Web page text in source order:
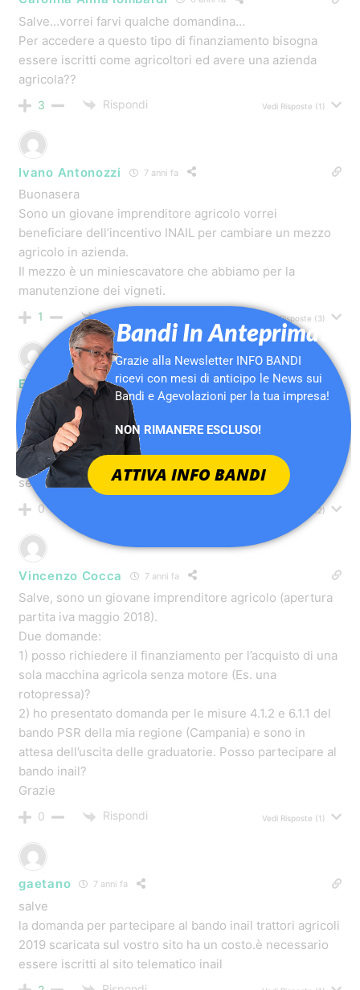
“Tipologia di intervento” (v. Allegato 1, Tabella 2, sezione
3) richieda la sostituzione, i trattori sostituiti devono
essere alienati dall’impresa. Essi possono essere
venduti o permutati qualora siano conformi alle
specifiche disposizioni legislative e regolamentari di
all’Allegato V del D. Lgs 81/2008. In caso contrario
devono essere rottamati. C’è
SALVATORE 11 anni fa
SALVE SIG. FABIO, VORREI SAPERE SE UN’AZIENDA
AGRICOLA CHE HA UN DEPOSITO MEZZI AGRICOLI CON
IL TETTO IN ETERNIT SUL QUALE EFFETTUARE LAVORI
DI BONIFICA HA SEMPRE IL CONTRIBUTO MAX DI EURO
15.000 OPPURE PUO’ ARRIVARE FINO A EURO 130.000.
GRAZIE
0 Rispondi Vedi Risposte(1)
Stefano 11 anni fa
Salve, assieme ad un’altra persona vorremmo aprire
un’azienda agricola con annesso birrificio agricolo. Su
quali contributi a fondo perduto o altre agevolazioni
possiamo contare?
Grazie mille
Massimo 11 anni fa
Scusaci tanto Fabio,
ma che vuol dire ho fatto già la spesa?
l’arco è stato appena istallato però deve ancora essere
emessa fattura.
Posso fare qualche cosa?
Grazie infinite
0
Fabio Centurioni
si, certo, perché il nuovo ti riduce lo sforzo fisico e i
danni
Compila il modulo prima della scadenza e poi chiamaci,
accertati che abbiamo ricevuto la tua richiesta:
https://www.contributiregione.it/inail/index_3_2015_agr.
html